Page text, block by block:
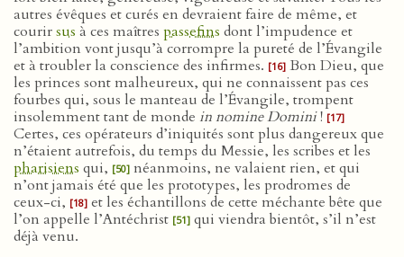
autres évêques et curés en devraient faire de même, et
courirsus à ces maîtres passefins dont l’impudence et
l’ambition vont jusqu’à corrompre la pureté de l’Évangile
et à troubler la conscience des infirmes. [16] Bon Dieu, que
les princes sont malheureux, qui ne connaissent pas ces
fourbes qui, sous le manteau de l’Évangile, trompent
insolemment tant de monde in nomine Domini! [17]
Certes, ces opérateurs d’iniquités sont plus dangereux que
n’étaient autrefois, du temps du Messie, les scribes et les
pharisiens qui, [50] néanmoins, ne valaient rien, et qui
n’ont jamais été que les prototypes, les prodromes de
ceux-ci, [18] et les échantillons de cette méchante bête que
l’on appelle l’Antéchrist [51] qui viendra bientôt, s’il n’est
déjà venu.